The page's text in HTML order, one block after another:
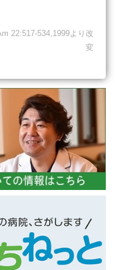
22:517-534,1999より改
変